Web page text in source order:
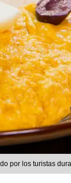
por los turistas